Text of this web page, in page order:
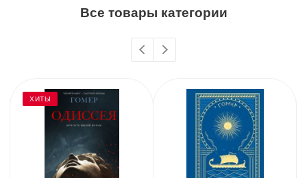
Все товары категории
ХИТЫ